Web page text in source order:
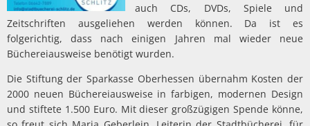
auch CDs, DVDs, Spiele und
Zeitschriften ausgeliehen werden können. Da ist es
folgerichtig, dass nach einigen Jahren mal wieder neue
Büchereiausweise benötigt wurden.
Die Stiftung der Sparkasse Oberhessen übernahm Kosten der
2000 neuen Büchereiausweise in farbigen, modernen Design
und stiftete 1.500 Euro. Mit dieser großzügigen Spende könne,